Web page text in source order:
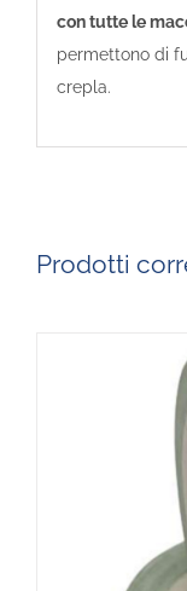
con tutte le
permettono di
crepla.
Prodotti